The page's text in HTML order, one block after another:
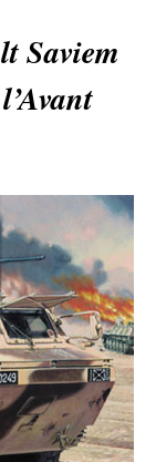
Saviem